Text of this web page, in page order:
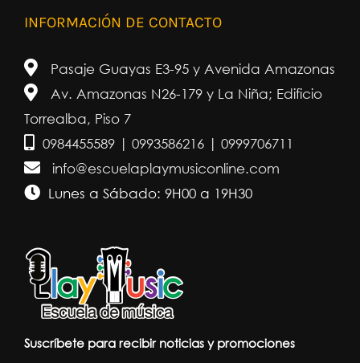
INFORMACIÓN DE CONTACTO
Pasaje Guayas E3-95 y Avenida Amazonas
Av. Amazonas N26-179 y La Niña; Edificio
Torrealba, Piso 7
0984455589 | 0993586216 | 0999706711
info@escuelaplaymusiconline.com
Lunes a Sábado: 9H00 a 19H30
Suscríbete para recibir noticias y promociones